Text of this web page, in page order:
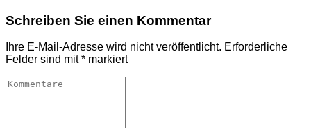
Schreiben Sie einen Kommentar
Ihre E-Mail-Adresse wird nicht veröffentlicht. Erforderliche
Felder sind mit* markiert